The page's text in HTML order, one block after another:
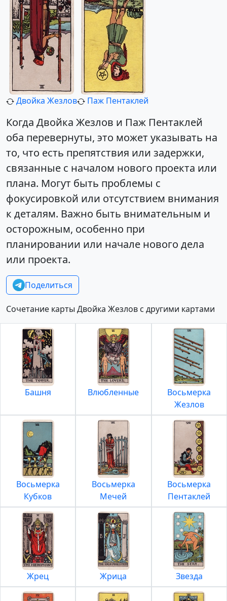
Двойка Жезлов Паж Пентаклей
Когда Двойка Жезлов и Паж Пентаклей
оба перевернуты, это может указывать на
то, что есть препятствия или задержки,
связанные с началом нового проекта или
плана. Могут быть проблемы с
фокусировкой или отсутствием внимания
к деталям. Важно быть внимательным и
осторожным, особенно при
планировании или начале нового дела
или проекта.
Поделиться
Сочетание карты Двойка Жезлов с другими картами
Башня Влюбленные
Восьмерка
Жезлов
Восьмерка
Кубков
Восьмерка
Мечей
Восьмерка
Пентаклей
Жрец Жрица Звезда